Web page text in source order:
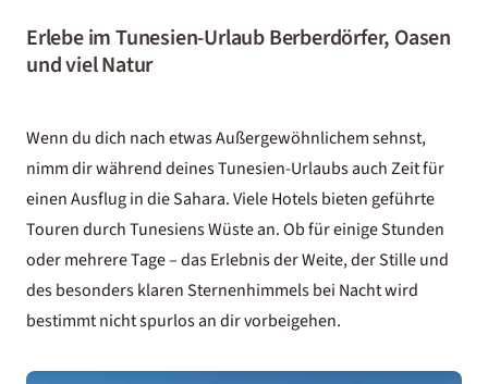
Erlebe im Tunesien-Urlaub Berberdörfer, Oasen
und viel Natur
Wenn du dich nach etwas Außergewöhnlichem sehnst,
nimm dir während deines Tunesien-Urlaubs auch Zeit für
einen Ausflug in die Sahara. Viele Hotels bieten geführte
Touren durch Tunesiens Wüste an. Ob für einige Stunden
oder mehrere Tage – das Erlebnis der Weite, der Stille und
des besonders klaren Sternenhimmels bei Nacht wird
bestimmt nicht spurlos an dir vorbeigehen.